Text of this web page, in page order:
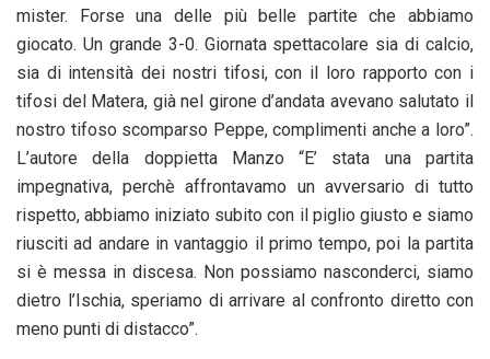
mister. Forse una delle più belle partite che abbiamo
giocato. Un grande 3-0. Giornata spettacolare sia di calcio,
sia di intensità dei nostri tifosi, con il loro rapporto con i
tifosi del Matera, già nel girone d’andata avevano salutato il
nostro tifoso scomparso Peppe, complimenti anche a loro”.
L’autore della doppietta Manzo “E’ stata una partita
impegnativa, perchè affrontavamo un avversario di tutto
rispetto, abbiamo iniziato subito con il piglio giusto e siamo
riusciti ad andare in vantaggio il primo tempo, poi la partita
si è messa in discesa. Non possiamo nasconderci, siamo
dietro l’Ischia, speriamo di arrivare al confronto diretto con
meno punti di distacco”.